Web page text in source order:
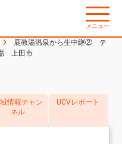
メニュー
鹿教湯温泉から生中継② テ
上田市
情報チャン
ネル
UCVレポート